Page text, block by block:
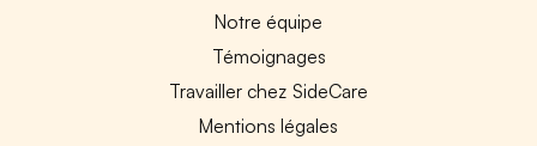
Notre équipe
Témoignages
Travailler chez SideCare
Mentions légales